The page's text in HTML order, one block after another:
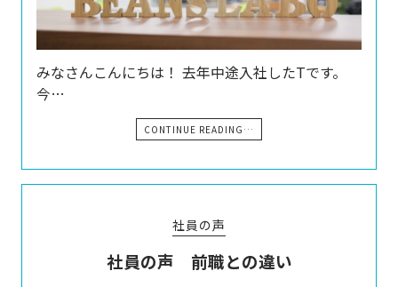
みなさんこんにちは！ 去年中途入社したTです。
今…
CONTINUE READING…
社員の声
社員の声 前職との違い